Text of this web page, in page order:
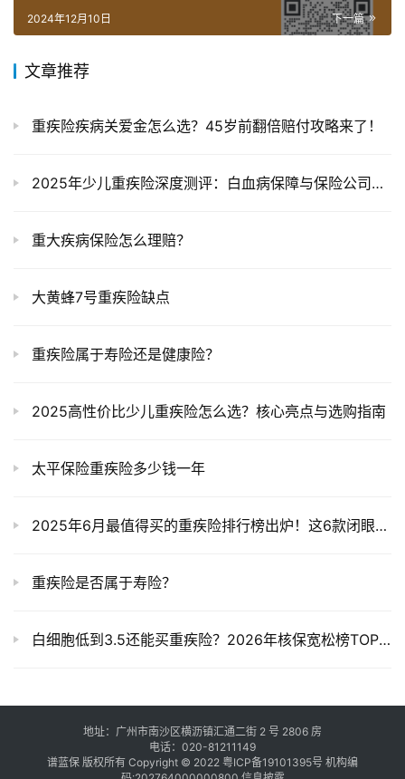
下一篇
2024年12月10日
文章推荐
重疾险疾病关爱金怎么选？45岁前翻倍赔付攻略来了！
2025年少儿重疾险深度测评：白血病保障与保险公司可靠性全解析
重大疾病保险怎么理赔？
大黄蜂7号重疾险缺点
重疾险属于寿险还是健康险？
2025高性价比少儿重疾险怎么选？核心亮点与选购指南
太平保险重疾险多少钱一年
2025年6月最值得买的重疾险排行榜出炉！这6款闭眼入不踩坑
重疾险是否属于寿险？
白细胞低到3.5还能买重疾险？2026年核保宽松榜TOP3揭秘，标体承保不是梦！
地址：广州市南沙区横沥镇汇通二街 2 号 2806 房
电话：020-81211149
谱蓝保 版权所有 Copyright © 2022 粤ICP备19101395号 机构编